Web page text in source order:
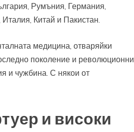
Румъния, Германия,
Китай и Пакистан.
медицина, отваряйки
поколение и революционни
и чужбина. С някои от
и високи